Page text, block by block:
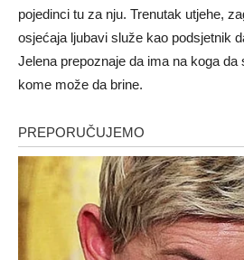
pojedinci tu za nju. Trenutak utjehe,
osjećaja ljubavi služe kao podsjetnik
Jelena prepoznaje da ima na koga da
kome može da brine.